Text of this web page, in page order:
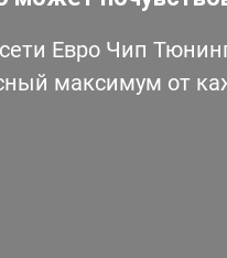
Евро Чип
максимум от